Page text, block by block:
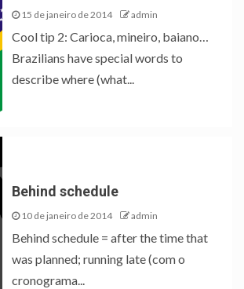
15 de janeiro de 2014 admin
Cool tip 2: Carioca, mineiro, baiano…
Brazilians have special words to
describe where (what...
Behind schedule
10 de janeiro de 2014 admin
Behind schedule = after the time that
was planned; running late (com o
cronograma...